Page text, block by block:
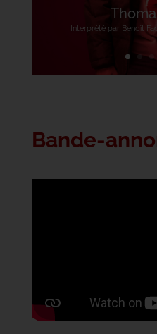
Interprété par Benoît
Bande-